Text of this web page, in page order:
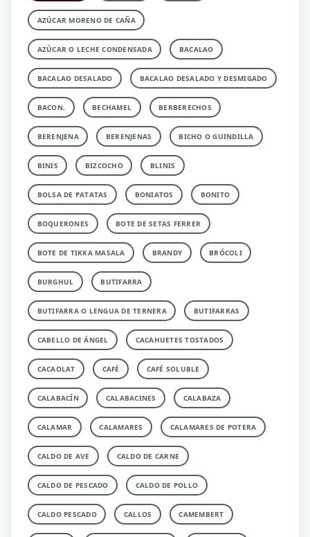
AZÚCAR MORENO DE CAÑA
AZÚCAR O LECHE CONDENSADA BACALAO
BACALAO DESALADO BACALAO DESALADO Y DESMIGADO
BACON. BECHAMEL BERBERECHOS
BERENJENA BERENJENAS BICHO O GUINDILLA
BINIS BIZCOCHO BLINIS
BOLSA DE PATATAS BONIATOS BONITO
BOQUERONES BOTE DE SETAS FERRER
BOTE DE TIKKA MASALA BRANDY BRÓCOLI
BURGHUL BUTIFARRA
BUTIFARRA O LENGUA DE TERNERA BUTIFARRAS
CABELLO DE ÁNGEL CACAHUETES TOSTADOS
CACAOLAT CAFÉ CAFÉ SOLUBLE
CALABACÍN CALABACINES CALABAZA
CALAMAR CALAMARES CALAMARES DE POTERA
CALDO DE AVE CALDO DE CARNE
CALDO DE PESCADO CALDO DE POLLO
CALDO PESCADO CALLOS CAMEMBERT